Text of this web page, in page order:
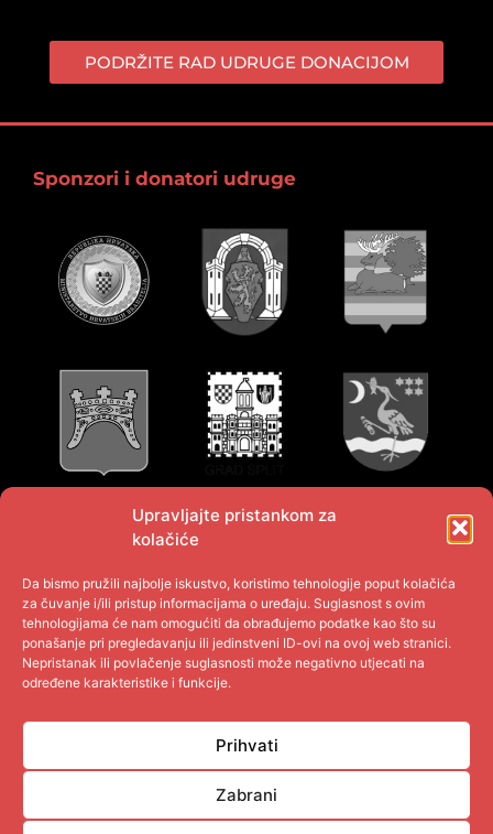
Upravljajte pristankom za
kolačiće
Da bismo pružili najbolje iskustvo, koristimo tehnologije poput kolačića
za čuvanje i/ili pristup informacijama o uređaju. Suglasnost s ovim
tehnologijama će nam omogućiti da obrađujemo podatke kao što su
ponašanje pri pregledavanju ili jedinstveni ID-ovi na ovoj web stranici.
Nepristanak ili povlačenje suglasnosti može negativno utjecati na
određene karakteristike i funkcije.
Prihvati
Zabrani
PODRŽITE RAD UDRUGE DONACIJOM
Sponzori i donatori udruge